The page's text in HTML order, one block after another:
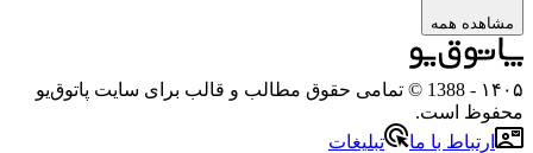
همه
- 1388 © تمامی حقوق مطالب و قالب برای سایت پاتوق‌یو
است.
با ما
تبلیغات